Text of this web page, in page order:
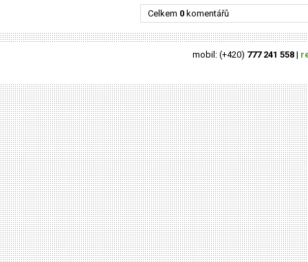
Celkem 0 komentářů
mobil: (+420) 777 241 558 |